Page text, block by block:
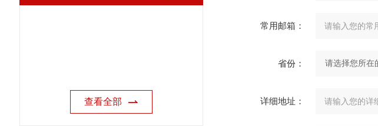
查看全部
常用邮箱：
省份：
详细地址：